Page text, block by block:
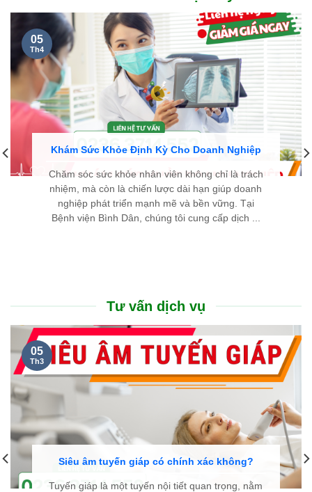
Khám Sức Khỏe Định Kỳ Cho Doanh Nghiệp
Chăm sóc sức khỏe nhân viên không chỉ là trách
nhiệm, mà còn là chiến lược dài hạn giúp doanh
nghiệp phát triển mạnh mẽ và bền vững. Tại
Bệnh viện Bình Dân, chúng tôi cung cấp dịch ...
05
Th4
Tư vấn dịch vụ
Siêu âm tuyến giáp có chính xác không?
Tuyến giáp là một tuyến nội tiết quan trọng, nằm
05
Th3